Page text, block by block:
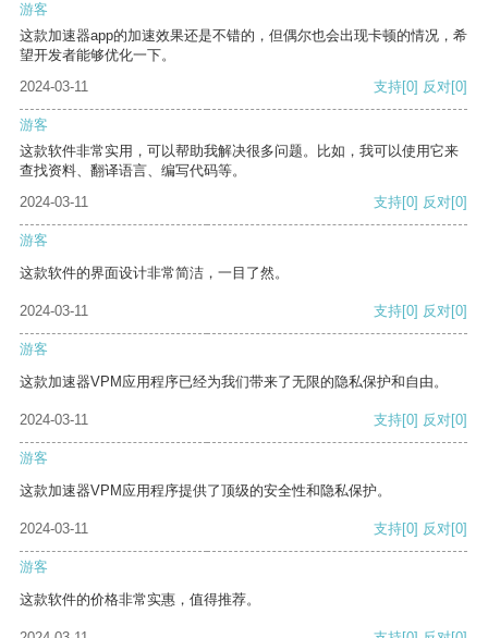
游客
这款加速器app的加速效果还是不错的，但偶尔也会出现卡顿的情况，希
望开发者能够优化一下。
2024-03-11
支持[0] 反对[0]
游客
这款软件非常实用，可以帮助我解决很多问题。比如，我可以使用它来
查找资料、翻译语言、编写代码等。
2024-03-11
支持[0] 反对[0]
游客
这款软件的界面设计非常简洁，一目了然。
2024-03-11 支持[0] 反对[0]
游客
这款加速器VPM应用程序已经为我们带来了无限的隐私保护和自由。
2024-03-11 支持[0] 反对[0]
游客
这款加速器VPM应用程序提供了顶级的安全性和隐私保护。
2024-03-11 支持[0] 反对[0]
游客
这款软件的价格非常实惠，值得推荐。